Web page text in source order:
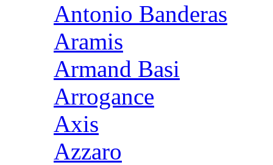
Antonio Banderas
Aramis
Armand Basi
Arrogance
Axis
Azzaro